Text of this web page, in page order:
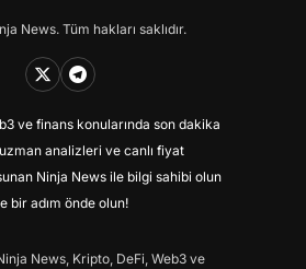
News. Tüm hakları saklıdır.
ve finans konularında son dakika
analizleri ve canlı fiyat
Ninja News ile bilgi sahibi olun
bir adım önde olun!
News, Kripto, DeFi, Web3 ve